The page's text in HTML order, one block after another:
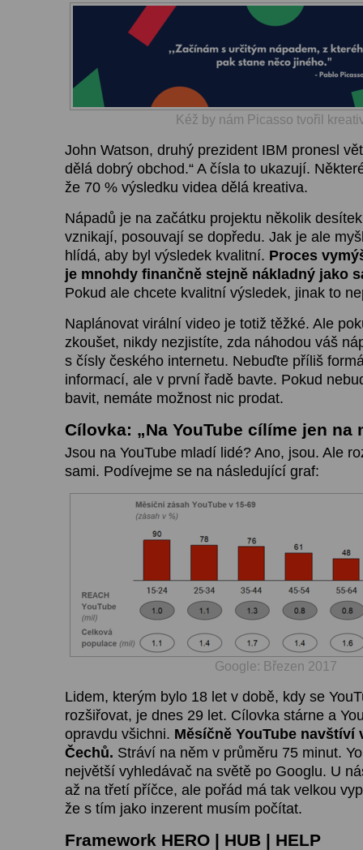
Kéž by nám Picasso tvořil
John Watson, druhý prezident IBM pronesl
dělá dobrý obchod.“ A čísla to ukazují.
že 70 % výsledku videa dělá kreativa.
Nápadů je na začátku projektu několik
vznikají, posouvají se dopředu. Jak je ale
hlídá, aby byl výsledek kvalitní. Proces
je mnohdy finančně stejně nákladný jako
Pokud ale chcete kvalitní výsledek, jinak to
Naplánovat virální video je totiž těžké. Ale
zkoušet, nikdy nezjistíte, zda náhodou váš
s čísly českého internetu. Nebuďte příliš
informací, ale v první řadě bavte. Pokud
bavit, nemáte možnost nic prodat.
Cílovka: „Na YouTube cílíme jen na
Jsou na YouTube mladí lidé? Ano, jsou. Ale
sami. Podívejme se na následující graf:
Google: Březen 2017
Lidem, kterým bylo 18 let v době, kdy se
rozšiřovat, je dnes 29 let. Cílovka stárne a
opravdu všichni. Měsíčně YouTube navštíví
Čechů. Stráví na něm v průměru 75 minut.
největší vyhledávač na světě po Googlu. U
až na třetí příčce, ale pořád má tak velkou
že s tím jako inzerent musím počítat.
Framework HERO | HUB | HELP